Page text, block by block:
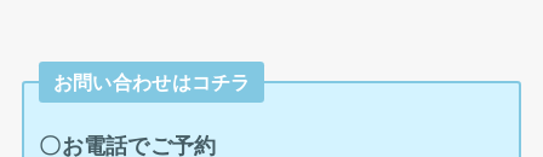
お問い合わせはコチラ
〇お電話でご予約